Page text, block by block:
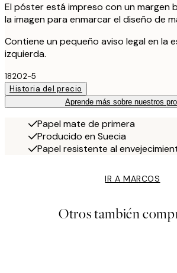
El póster está impreso con un margen
la imagen para enmarcar el diseño de
Contiene un pequeño aviso legal en la
izquierda.
18202-5
Historia del precio
Aprende más sobre nuestros
Papel mate de primera
Producido en Suecia
Papel resistente al
IR A MARCOS
Otros también